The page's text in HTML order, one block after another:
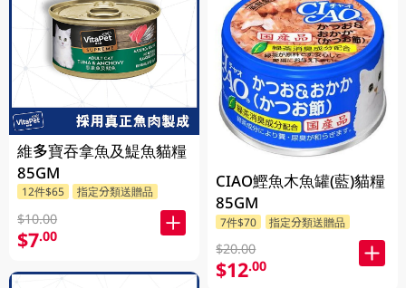
維多寶吞拿魚及鯷魚貓糧
85GM
12件$65 指定分類送贈品
$10.00
$7.00
CIAO鰹魚木魚罐(藍)貓糧
85GM
7件$70 指定分類送贈品
$20.00
$12.00